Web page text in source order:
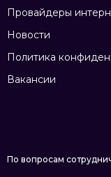
Провайдеры
Новости
Политика
Вакансии
По вопросам